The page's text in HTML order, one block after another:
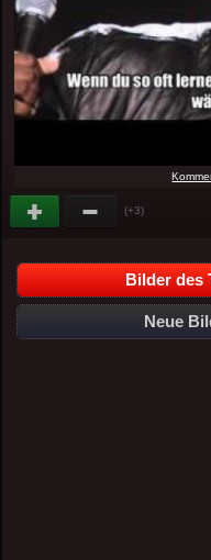
(+3)
Bilder des
Neue